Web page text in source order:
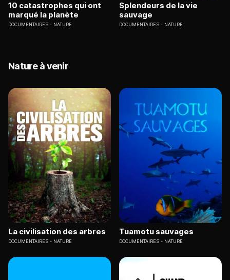
10 catastrophes qui ont
marqué la planète
DOCUMENTAIRES NATURE
Splendeurs de la vie
sauvage
DOCUMENTAIRES NATURE
Nature à venir
La civilisation des arbres
DOCUMENTAIRES NATURE
Tuamotu sauvages
DOCUMENTAIRES NATURE